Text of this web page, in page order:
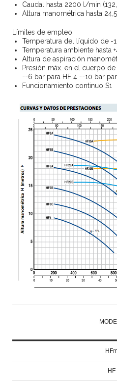
Caudal hasta 2200 l/min
Altura manométrica hasta
Límites de empleo:
Temperatura del líquido de -
Temperatura ambiente hasta
Altura de aspiración
Presión máx. en el cuerpo
--6 bar para HF 4 --10 bar
Funcionamiento continuo S1
HF